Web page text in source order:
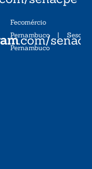
.com/
Fecomércio
Pernambuco| Sesc
Pernambuco